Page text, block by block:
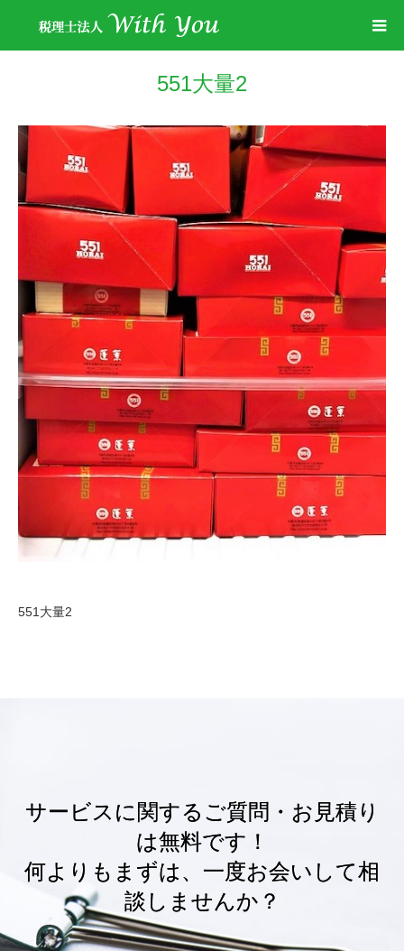
551大量2
551大量2
サービスに関するご質問・お見積り
は無料です！
何よりもまずは、一度お会いして相
談しませんか？